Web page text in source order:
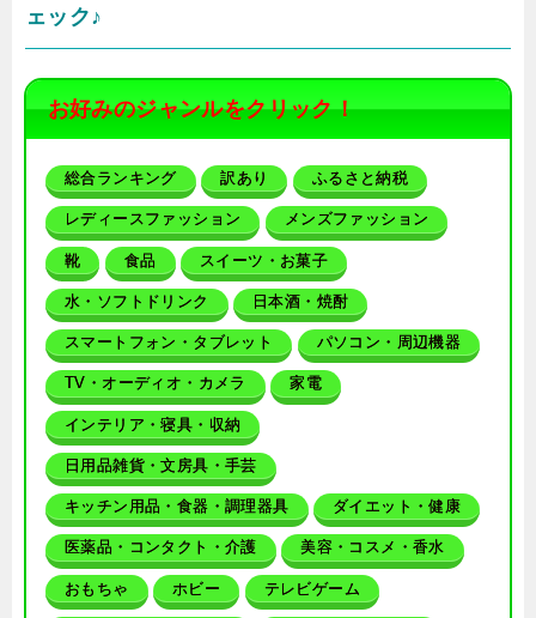
ェック♪
お好みのジャンルをクリック！
総合ランキング 訳あり ふるさと納税
レディースファッション メンズファッション
靴 食品 スイーツ・お菓子
水・ソフトドリンク 日本酒・焼酎
スマートフォン・タブレット パソコン・周辺機器
TV・オーディオ・カメラ 家電
インテリア・寝具・収納
日用品雑貨・文房具・手芸
キッチン用品・食器・調理器具 ダイエット・健康
医薬品・コンタクト・介護 美容・コスメ・香水
おもちゃ ホビー テレビゲーム